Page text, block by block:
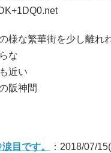
様な繁華街を少し離れ
な
近い
阪神間
目です。
：2018/07/